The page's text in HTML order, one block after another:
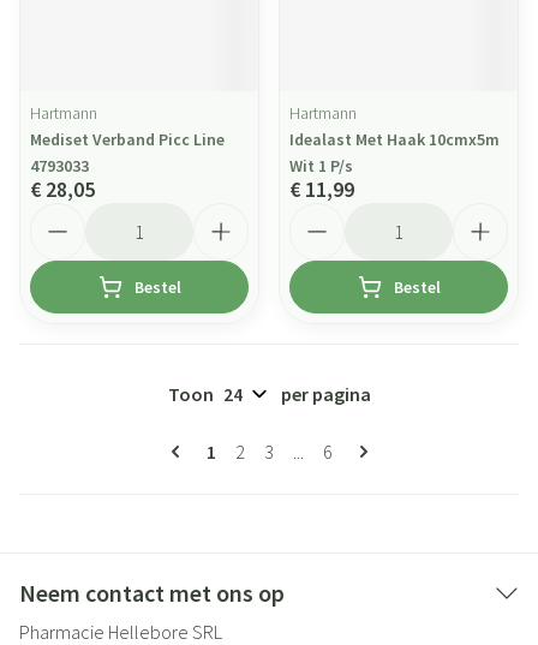
Hartmann
Mediset Verband Picc Line
4793033
€ 28,05
Bestel
Hartmann
Idealast Met Haak 10cmx5m
Wit 1 P/s
€ 11,99
Bestel
Pagina's
U lees momenteel pagina
1 Pagina
2 Pagina
3 ... Pagina
6
Toon per pagina
Neem contact met ons op
Pharmacie Hellebore SRL